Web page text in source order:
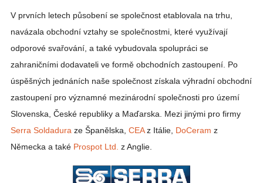
V prvních letech působení se společnost etablovala na trhu,
navázala obchodní vztahy se společnostmi, které využívají
odporové svařování, a také vybudovala spolupráci se
zahraničními dodavateli ve formě obchodních zastoupení. Po
úspěšných jednáních naše společnost získala výhradní obchodní
zastoupení pro významné mezinárodní společnosti pro území
Slovenska, České republiky a Maďarska. Mezi jinými pro firmy
Serra Soldadura ze Španělska, CEAz Itálie, DoCeram z
Německa a také Prospot Ltd. z Anglie.